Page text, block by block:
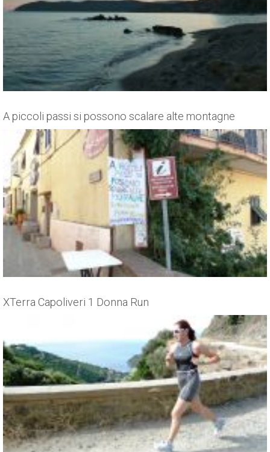
A piccoli passi si possono scalare alte montagne
XTerra Capoliveri 1 Donna Run